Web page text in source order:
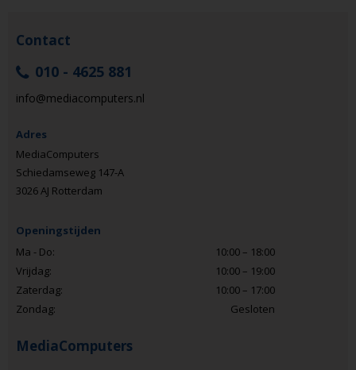
Contact
010 - 4625 881
info@mediacomputers.nl
Adres
MediaComputers
Schiedamseweg 147-A
3026 AJ Rotterdam
Openingstijden
Ma - Do:
10:00 – 18:00
Vrijdag:
10:00 – 19:00
Zaterdag:
10:00 – 17:00
Zondag:
Gesloten
MediaComputers